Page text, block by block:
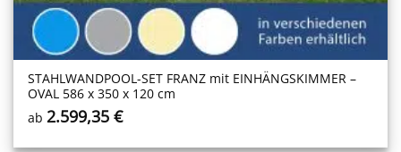
STAHLWANDPOOL-SET FRANZ mit EINHÄNGSKIMMER –
OVAL 586 x 350 x 120 cm
ab2.599,35€